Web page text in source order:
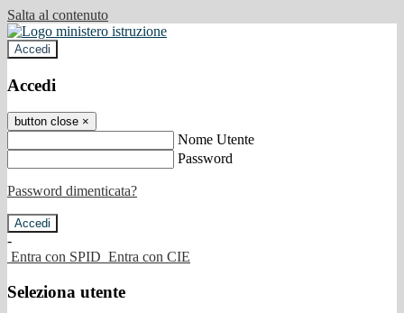
Salta al contenuto
Accedi
Accedi
button close ×
Nome Utente
Password
Password dimenticata?
-
Entra con SPID Entra con CIE
Seleziona utente